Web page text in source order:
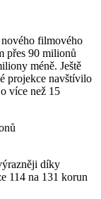
nového filmového
přes 90 milionů
méně. Ještě
projekce navštívilo
více než 15
díky
114 na 131 korun